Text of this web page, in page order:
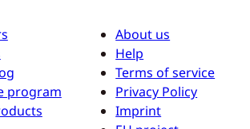
program
About us
Help
Terms of service
Privacy Policy
Imprint